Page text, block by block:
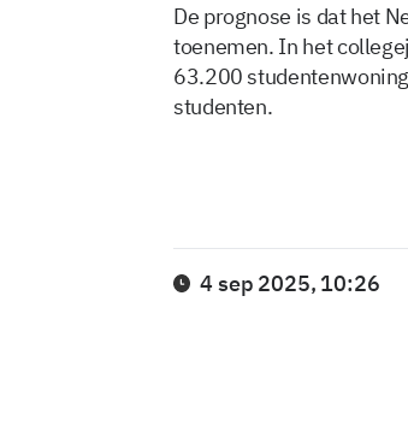
De prognose is dat het
toenemen. In het
63.200
studenten.
4 sep 2025, 10:26